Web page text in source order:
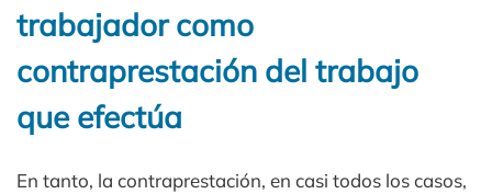
trabajador como
contraprestación del trabajo
que efectúa
En tanto, la contraprestación, en casi todos los casos,